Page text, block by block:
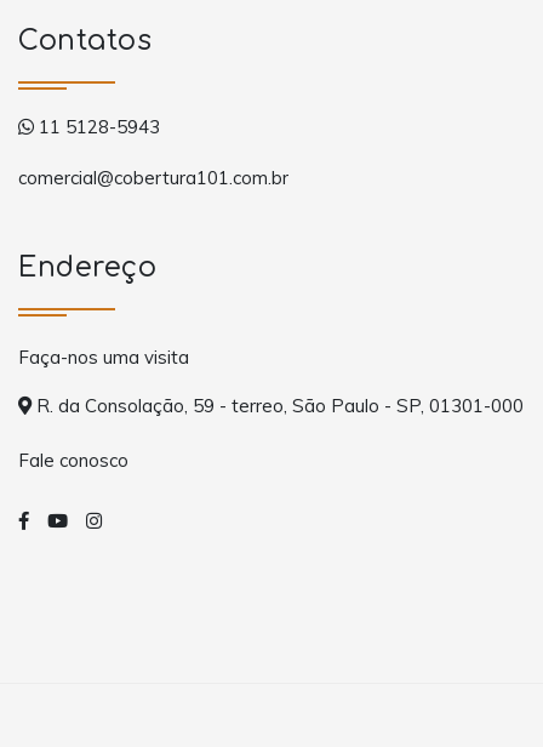
Contatos
11 5128-5943
comercial@cobertura101.com.br
Endereço
Faça-nos uma visita
R. da Consolação, 59 - terreo, São Paulo - SP, 01301-000
Fale conosco